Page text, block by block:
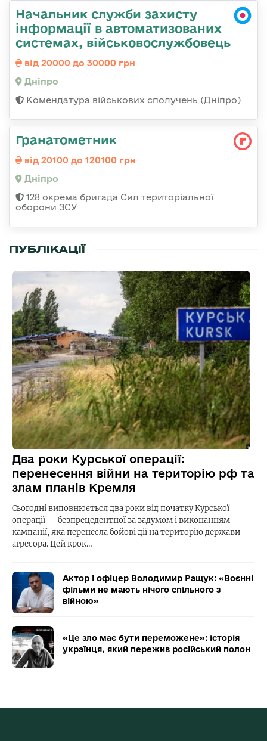
Начальник служби захисту
інформації в автоматизованих
системах, військовослужбовець
від 20000 до 30000 грн
Дніпро
Комендатура військових сполучень (Дніпро)
Гранатометник
від 20100 до 120100 грн
Дніпро
128 окрема бригада Сил територіальної
оборони ЗСУ
ПУБЛІКАЦІЇ
Два роки Курської операції:
перенесення війни на територію рф та
злам планів Кремля
Сьогодні виповнюється два роки від початку Курської
операції — безпрецедентної за задумом і виконанням
кампанії, яка перенесла бойові дії на територію держави-
агресора. Цей крок…
Актор і офіцер Володимир Ращук: «Воєнні
фільми не мають нічого спільного з
війною»
«Це зло має бути переможене»: історія
українця, який пережив російський полон